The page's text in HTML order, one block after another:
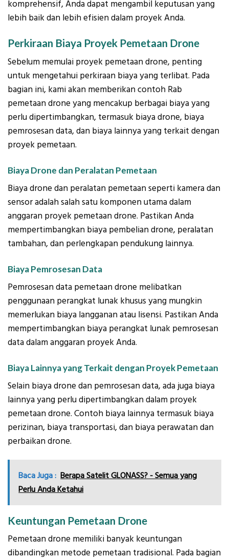
komprehensif, Anda dapat mengambil keputusan yang
lebih baik dan lebih efisien dalam proyek Anda.
Perkiraan Biaya Proyek Pemetaan Drone
Sebelum memulai proyek pemetaan drone, penting
untuk mengetahui perkiraan biaya yang terlibat. Pada
bagian ini, kami akan memberikan contoh Rab
pemetaan drone yang mencakup berbagai biaya yang
perlu dipertimbangkan, termasuk biaya drone, biaya
pemrosesan data, dan biaya lainnya yang terkait dengan
proyek pemetaan.
Biaya Drone dan Peralatan Pemetaan
Biaya drone dan peralatan pemetaan seperti kamera dan
sensor adalah salah satu komponen utama dalam
anggaran proyek pemetaan drone. Pastikan Anda
mempertimbangkan biaya pembelian drone, peralatan
tambahan, dan perlengkapan pendukung lainnya.
Biaya Pemrosesan Data
Pemrosesan data pemetaan drone melibatkan
penggunaan perangkat lunak khusus yang mungkin
memerlukan biaya langganan atau lisensi. Pastikan Anda
mempertimbangkan biaya perangkat lunak pemrosesan
data dalam anggaran proyek Anda.
Biaya Lainnya yang Terkait dengan Proyek Pemetaan
Selain biaya drone dan pemrosesan data, ada juga biaya
lainnya yang perlu dipertimbangkan dalam proyek
pemetaan drone. Contoh biaya lainnya termasuk biaya
perizinan, biaya transportasi, dan biaya perawatan dan
perbaikan drone.
Baca Juga : Berapa Satelit GLONASS? - Semua yang
Perlu Anda Ketahui
Keuntungan Pemetaan Drone
Pemetaan drone memiliki banyak keuntungan
dibandingkan metode pemetaan tradisional. Pada bagian